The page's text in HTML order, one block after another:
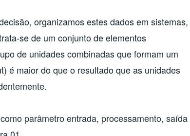
organizamos estes dados em sistemas,
se de um conjunto de elementos
de unidades combinadas que formam um
é maior do que o resultado que as unidades
parâmetro entrada, processamento, saída